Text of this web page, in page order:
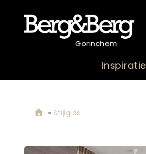
Gorinchem
Inspiratie
» Stijlgids